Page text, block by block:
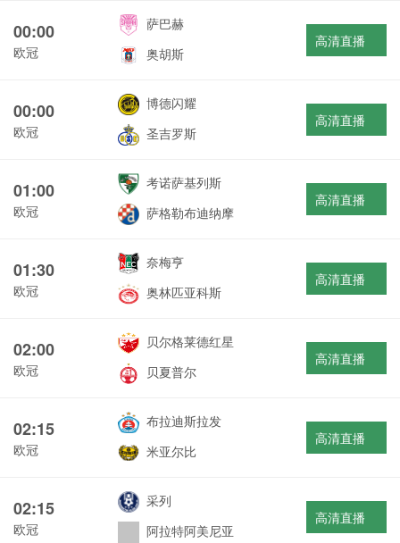
00:00
欧冠
萨巴赫
奥胡斯
高清直播
00:00
欧冠
博德闪耀
圣吉罗斯
高清直播
01:00
欧冠
考诺萨基列斯
萨格勒布迪纳摩
高清直播
01:30
欧冠
奈梅亨
奥林匹亚科斯
高清直播
02:00
欧冠
贝尔格莱德红星
贝夏普尔
高清直播
02:15
欧冠
布拉迪斯拉发
米亚尔比
高清直播
02:15
欧冠
采列
阿拉特阿美尼亚
高清直播